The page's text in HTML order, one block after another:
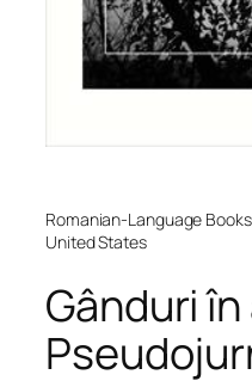
Romanian-Language
United States
Gânduri